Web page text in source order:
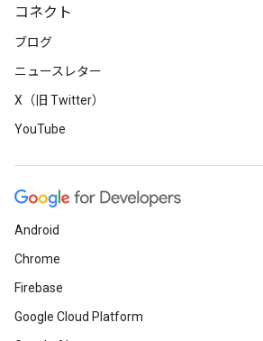
コネクト
ブログ
ニュースレター
X（旧 Twitter）
YouTube
Android
Chrome
Firebase
Google Cloud Platform